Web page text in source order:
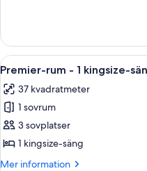
-
utsikt
mot
staden
-
queensize-
utsikt
mot
staden
Öppna
alla
foton
för
Premier-
rum
-
2
Premier-rum - 1 kingsize-
37 kvadratmeter
1 sovrum
3 sovplatser
1 kingsize-säng
Mer information
Mer